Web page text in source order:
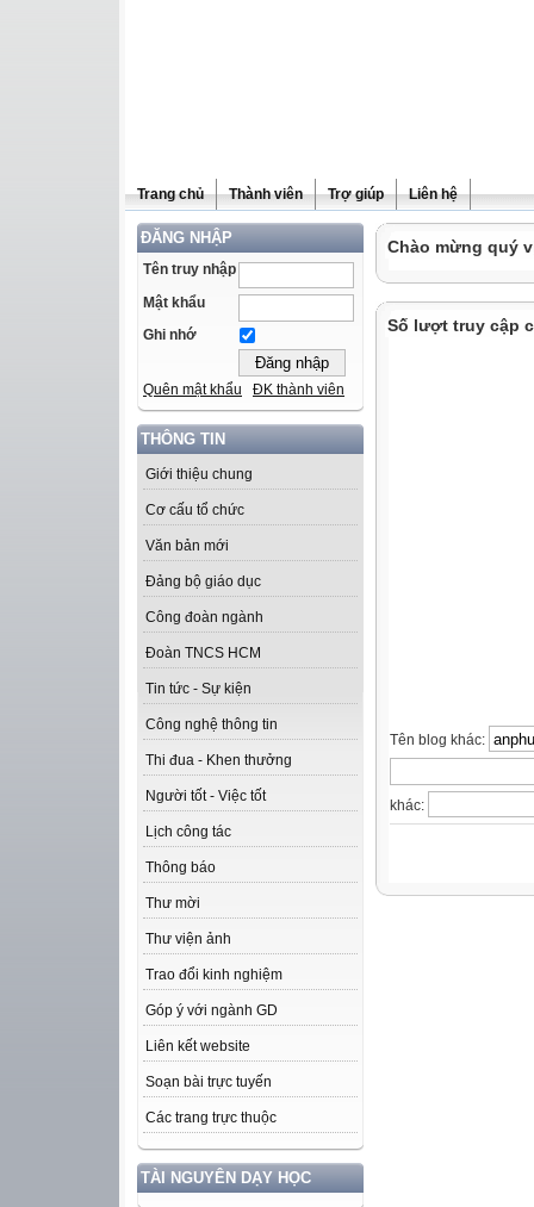
Trang chủ Thành viên Trợ giúp Liên hệ
ĐĂNG NHẬP
Tên truy nhập
Mật khẩu
Ghi nhớ
Quên mật khẩu ĐK thành viên
THÔNG TIN
Giới thiệu chung
Cơ cấu tổ chức
Văn bản mới
Đảng bộ giáo dục
Công đoàn ngành
Đoàn TNCS HCM
Tin tức - Sự kiện
Công nghệ thông tin
Thi đua - Khen thưởng
Người tốt - Việc tốt
Lịch công tác
Thông báo
Thư mời
Thư viện ảnh
Trao đổi kinh nghiệm
Góp ý với ngành GD
Liên kết website
Soạn bài trực tuyến
Các trang trực thuộc
TÀI NGUYÊN DẠY HỌC
Chào mừng quý
Số lượt truy cập
Tên blog khác:
khác: